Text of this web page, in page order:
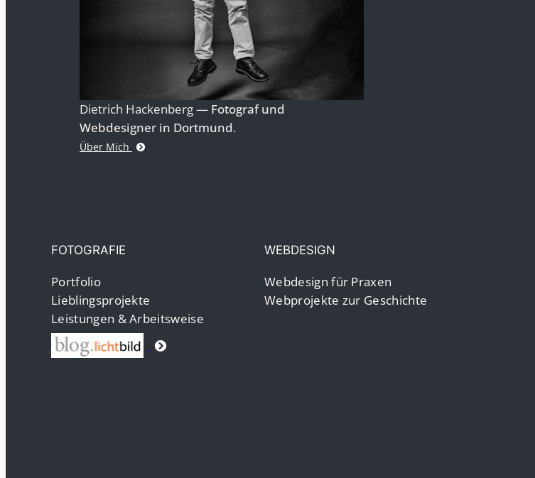
Dietrich Hackenberg — Fotograf und
Webdesigner in Dortmund.
Über Mich
FOTOGRAFIE
Portfolio
Lieblingsprojekte
Leistungen & Arbeitsweise
WEBDESIGN
Webdesign für Praxen
Webprojekte zur Geschichte